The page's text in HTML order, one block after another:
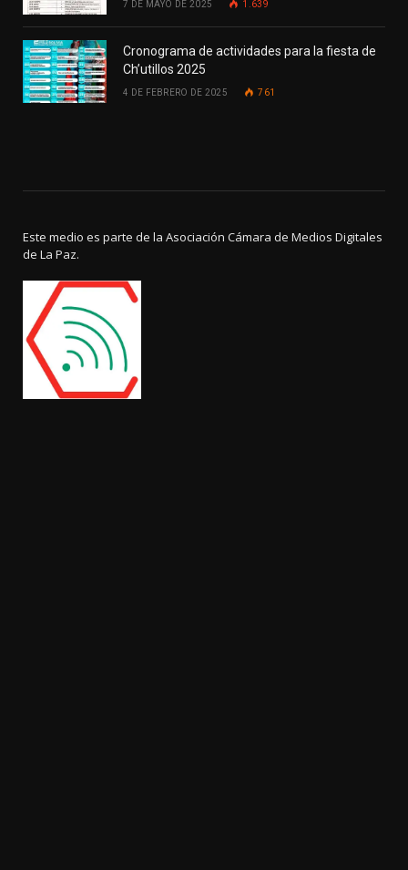
7 DE MAYO DE 2025 1.639
Cronograma de actividades para la fiesta de
Ch’utillos 2025
4 DE FEBRERO DE 2025 761
Este medio es parte de la Asociación Cámara de Medios Digitales
de La Paz.